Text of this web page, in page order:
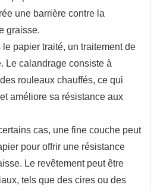
une barrière contre la
graisse.
le papier traité, un traitement de
Le calandrage consiste à
rouleaux chauffés, ce qui
améliore sa résistance aux
cas, une fine couche peut
pour offrir une résistance
Le revêtement peut être
tels que des cires ou des